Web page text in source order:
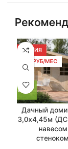
АКЦИЯ
102 РУБ/МЕС
Дачный
3,0х4,45м